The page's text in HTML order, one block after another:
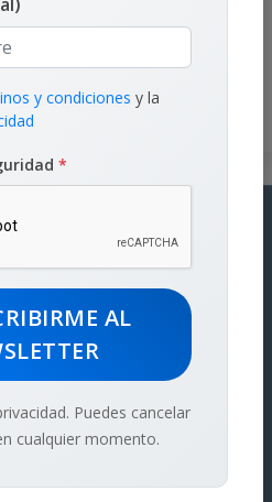
en la Universidad Católica
publicaciones
3207, Oficina 807 (Oficina
Universidad Iberoamericana (Sala
y condiciones y la
*
AL
Puedes cancelar
cualquier momento.